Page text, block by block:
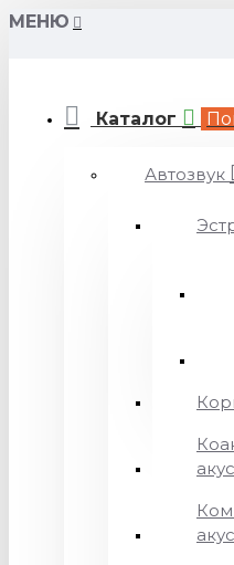
МЕНЮ
Каталог
Автозвук